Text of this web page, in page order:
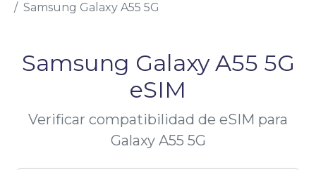
Samsung Galaxy A55 5G
Samsung Galaxy A55 5G
eSIM
Verificar compatibilidad de eSIM para
Galaxy A55 5G